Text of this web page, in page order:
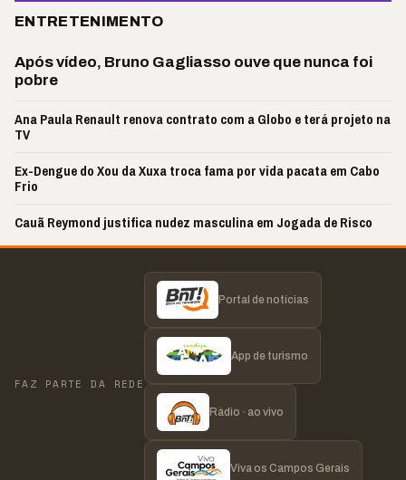
ENTRETENIMENTO
Após vídeo, Bruno Gagliasso ouve que nunca foi
pobre
Ana Paula Renault renova contrato com a Globo e terá projeto na
TV
Ex-Dengue do Xou da Xuxa troca fama por vida pacata em Cabo
Frio
Cauã Reymond justifica nudez masculina em Jogada de Risco
FAZ PARTE DA REDE
Portal de notícias
App de turismo
Rádio · ao vivo
Viva os Campos Gerais